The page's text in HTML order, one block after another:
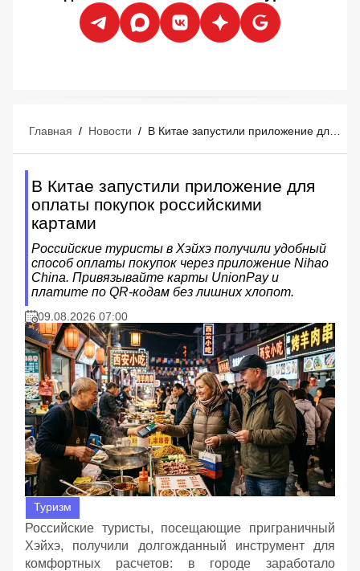
Главная / Новости / В Китае запустили приложение для оплаты покупок российскими картами
В Китае запустили приложение для
оплаты покупок российскими
картами
Российские туристы в Хэйхэ получили удобный
способ оплаты покупок через приложение Nihao
China. Привязывайте карты UnionPay и
платите по QR-кодам без лишних хлопот.
09.08.2026 07:00
Туризм
Российские туристы, посещающие приграничный
Хэйхэ, получили долгожданный инструмент для
комфортных расчетов: в городе заработало